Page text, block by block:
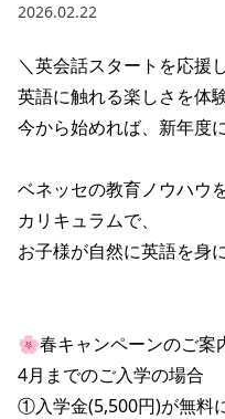
2026.02.22
＼英会話スタートを応援
英語に触れる楽しさを体
今から始めれば、新年度
ベネッセの教育ノウハウ
カリキュラムで、
お子様が自然に英語を身
🌸春キャンペーンのご案
4月までのご入学の場合
①入学金(5,500円)が無料